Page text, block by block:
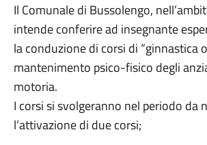
Il Comunale di Bussolengo,
intende conferire ad insegnante
la conduzione di corsi di “ginnastica
mantenimento psico-fisico degli
motoria.
I corsi si svolgeranno nel periodo da
l’attivazione di due corsi;